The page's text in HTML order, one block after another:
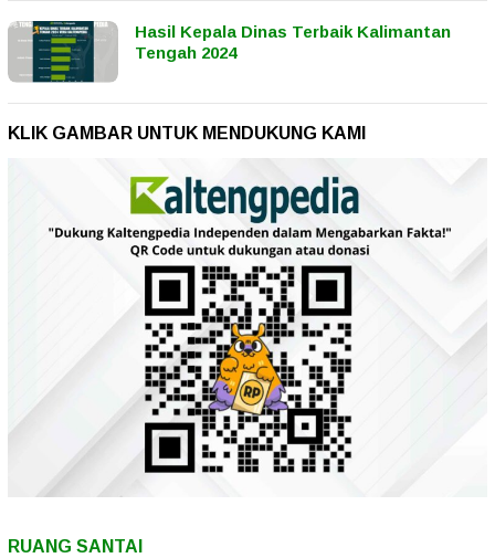
Hasil Kepala Dinas Terbaik Kalimantan
Tengah 2024
KLIK GAMBAR UNTUK MENDUKUNG KAMI
RUANG SANTAI